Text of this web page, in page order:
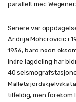
parallelt med
Senere var
Andrija Mohorovicic i
1936, bare noen
indre lagdeling har
40
Mallets
tilfeldig, men forekom